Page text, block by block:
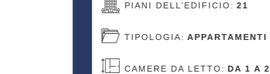
PIANI DELL’EDIFICIO: 21
TIPOLOGIA: APPARTAMENTI
CAMERE DA LETTO: DA 1 A 2